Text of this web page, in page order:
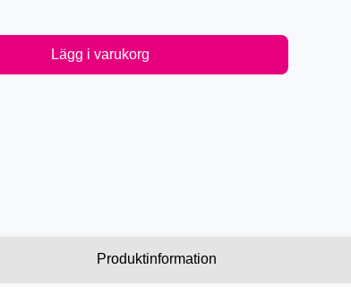
Lägg i varukorg
Produktinformation